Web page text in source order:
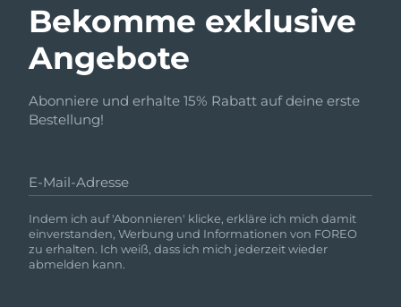
Bekomme exklusive
Angebote
Abonniere und erhalte 15% Rabatt auf deine erste
Bestellung!
E-Mail-Adresse
Indem ich auf 'Abonnieren' klicke, erkläre ich mich damit
einverstanden, Werbung und Informationen von FOREO
zu erhalten. Ich weiß, dass ich mich jederzeit wieder
abmelden kann.